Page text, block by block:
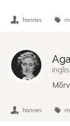
hannes
hannes